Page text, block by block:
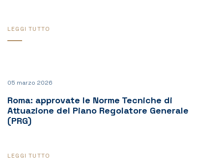
LEGGI TUTTO
05 marzo 2026
Roma: approvate le Norme Tecniche di
Attuazione del Piano Regolatore Generale
(PRG)
LEGGI TUTTO